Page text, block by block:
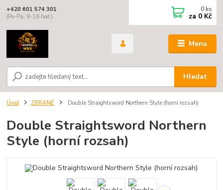
Menu
Hledat
+420 601 574 301
(Po-Pá, 8-16 hod.)
0 ks
za 0 Kč
Úvod ZBRANĚ Double Straightsword Northern Style (horní rozsah)
Double Straightsword Northern
Style (horní rozsah)